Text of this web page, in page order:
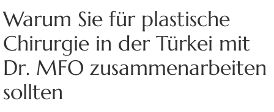
Warum Sie für plastische
Chirurgie in der Türkei mit
Dr. MFO zusammenarbeiten
sollten